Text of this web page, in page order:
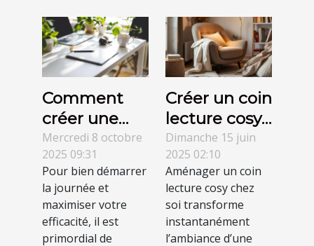
Comment
créer une
routine
matinale
pour booster
votre
productivité?
Mercredi 8 octobre
2025 09:31
Pour bien démarrer
la journée et
maximiser votre
efficacité, il est
primordial de
Créer un coin
lecture cosy :
astuces et
inspirations
Dimanche 15 juin
2025 02:10
Aménager un coin
lecture cosy chez
soi transforme
instantanément
l’ambiance d’une